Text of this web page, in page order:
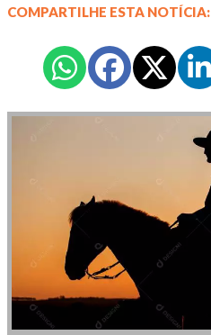
COMPARTILHE ESTA NOTÍCIA: